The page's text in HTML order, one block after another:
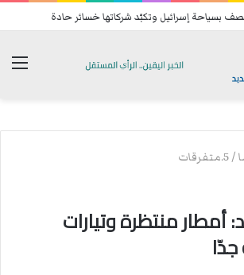
بسياحة إسرائيل وتكبّد شركاتها خسائر حادة
/5.متفرقات
أمطار منتظرة وتيارات